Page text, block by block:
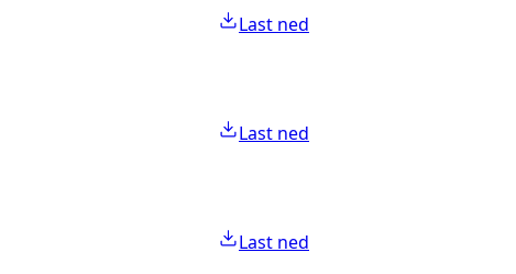
Last ned
Last ned
Last ned